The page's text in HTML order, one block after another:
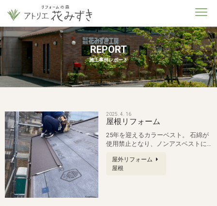
REPORT
施工事例レポート
2025. 4. 16
屋根リフォーム
25年を迎えるカラーベスト。 石綿が
使用禁止となり、ノンアスベストに
屋外リフォーム
屋根